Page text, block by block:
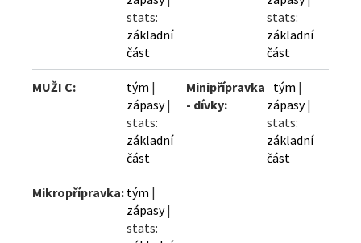
stats:
základní
část
stats:
základní
část
MUŽI C: tým |
zápasy|
stats:
základní
část
Minipřípravka
- dívky:
tým |
zápasy|
stats:
základní
část
Mikropřípravka: tým |
zápasy|
stats: